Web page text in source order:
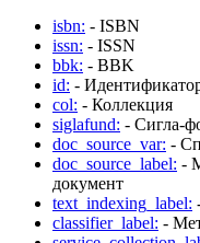
isbn: - ISBN
issn: - ISSN
bbk: - BBK
id: -
col: - Коллекция
siglafund: - Сигла-
doc_source_var: -
doc_source_label: -
документ
text_indexing_label:
classifier_label: -